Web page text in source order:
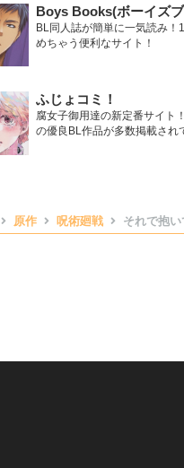
Boys Books(ボーイズ
BL同人誌が簡単に一気読み！
めちゃう便利なサイト！
ふじょコミ！
腐女子御用達の新定番サイト
の優良BL作品が多数掲載され
原作 呪術廻戦 それで抱い